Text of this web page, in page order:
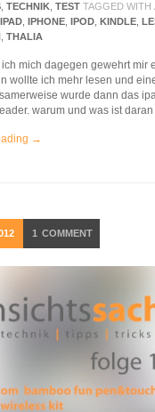
TECHNIK TEST TAGGED WITH
IPAD IPHONE IPOD KINDLE
THALIA
ich mich dagegen gewehrt mir
wollte ich mehr lesen und
wurde dann das
warum und was ist
→
1 COMMENT